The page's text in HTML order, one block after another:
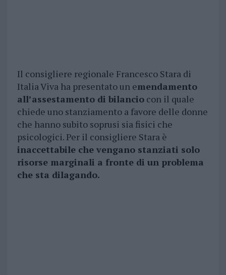
Il consigliere regionale Francesco Stara di
Italia Viva ha presentato un emendamento
all’assestamento di bilanciocon il quale
chiede uno stanziamento a favore delle donne
che hanno subito soprusi sia fisici che
psicologici. Per il consigliere Stara è
inaccettabile che vengano stanziati solo
risorse marginali a fronte di un problema
che sta dilagando.